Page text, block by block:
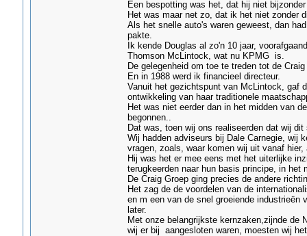
Een bespotting was het, dat hij niet
Het was maar net zo, dat ik het niet zonder
Als het snelle auto's waren geweest, dan
pakte.
Ik kende Douglas al zo'n 10 jaar,
Thomson McLintock, wat nu KPMG is.
De gelegenheid om toe te treden tot de
En in 1988 werd ik financieel directeur.
Vanuit het gezichtspunt van McLintock, gaf
ontwikkeling van haar traditionele
Het was niet eerder dan in het midden van
begonnen..
Dat was, toen wij ons realiseerden dat wij
Wij hadden adviseurs bij Dale Carnegie, wij
vragen, zoals, waar komen wij uit vanaf
Hij was het er mee eens met het uiterlijke
terugkeerden naar hun basis principe, in het
De Craig Groep ging precies de andere
Het zag de de voordelen van de
en m een van de snel groeiende
later.
Met onze belangrijkste kernzaken,zijnde de
wij er bij aangesloten waren, moesten wij